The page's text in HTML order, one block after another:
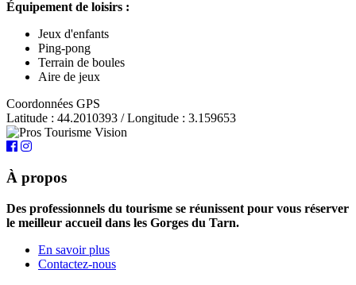
Équipement de loisirs :
Jeux d'enfants
Ping-pong
Terrain de boules
Aire de jeux
Coordonnées GPS
Latitude : 44.2010393 / Longitude : 3.159653
À propos
Des professionnels du tourisme se réunissent pour vous réserver
le meilleur accueil dans les Gorges du Tarn.
En savoir plus
Contactez-nous